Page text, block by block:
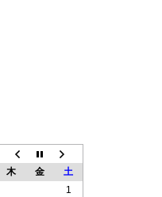
木 金
土
1